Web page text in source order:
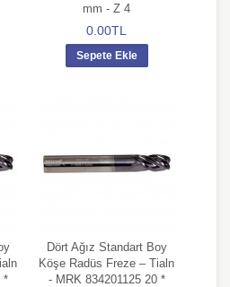
mm - Z 4
0.00TL
Sepete Ekle
*
Dört Ağız Standart Boy
Köşe Radüs Freze – Tialn
- MRK 834201125 20 *